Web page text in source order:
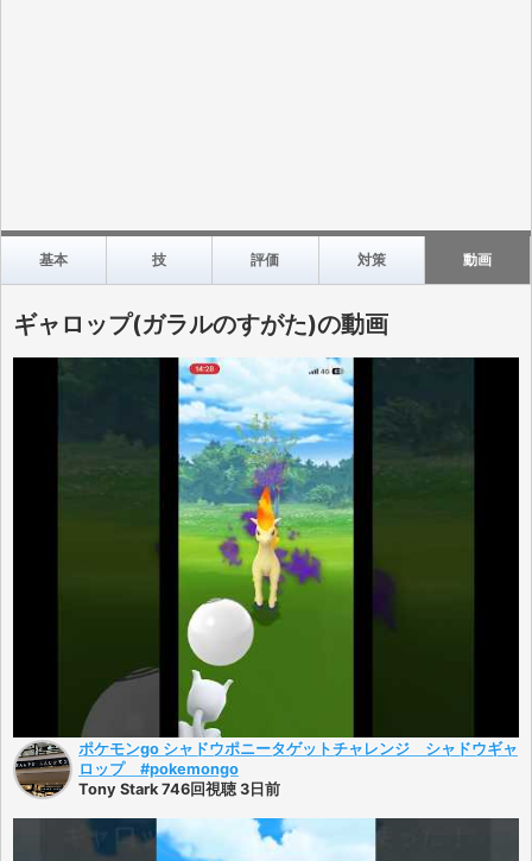
基本 技 評価 対策 動画
ギャロップ(ガラルのすがた)の動画
ポケモンgo シャドウポニータゲットチャレンジ シャドウギャ
ロップ #pokemongo
Tony Stark 746回視聴 3日前